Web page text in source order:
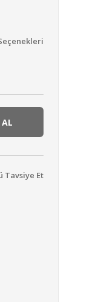
AL
Tavsiye Et